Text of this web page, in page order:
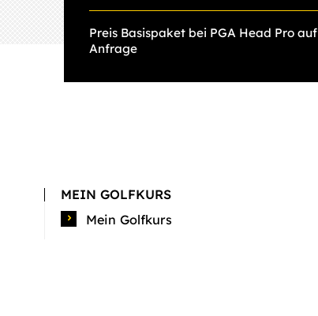
Preis Basispaket bei PGA Head Pro auf
Anfrage
MEIN GOLFKURS
Mein Golfkurs